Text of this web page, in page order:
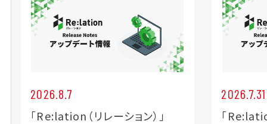
2026.8.7
「Re:lation（リレーション）」
2026.7.31
「